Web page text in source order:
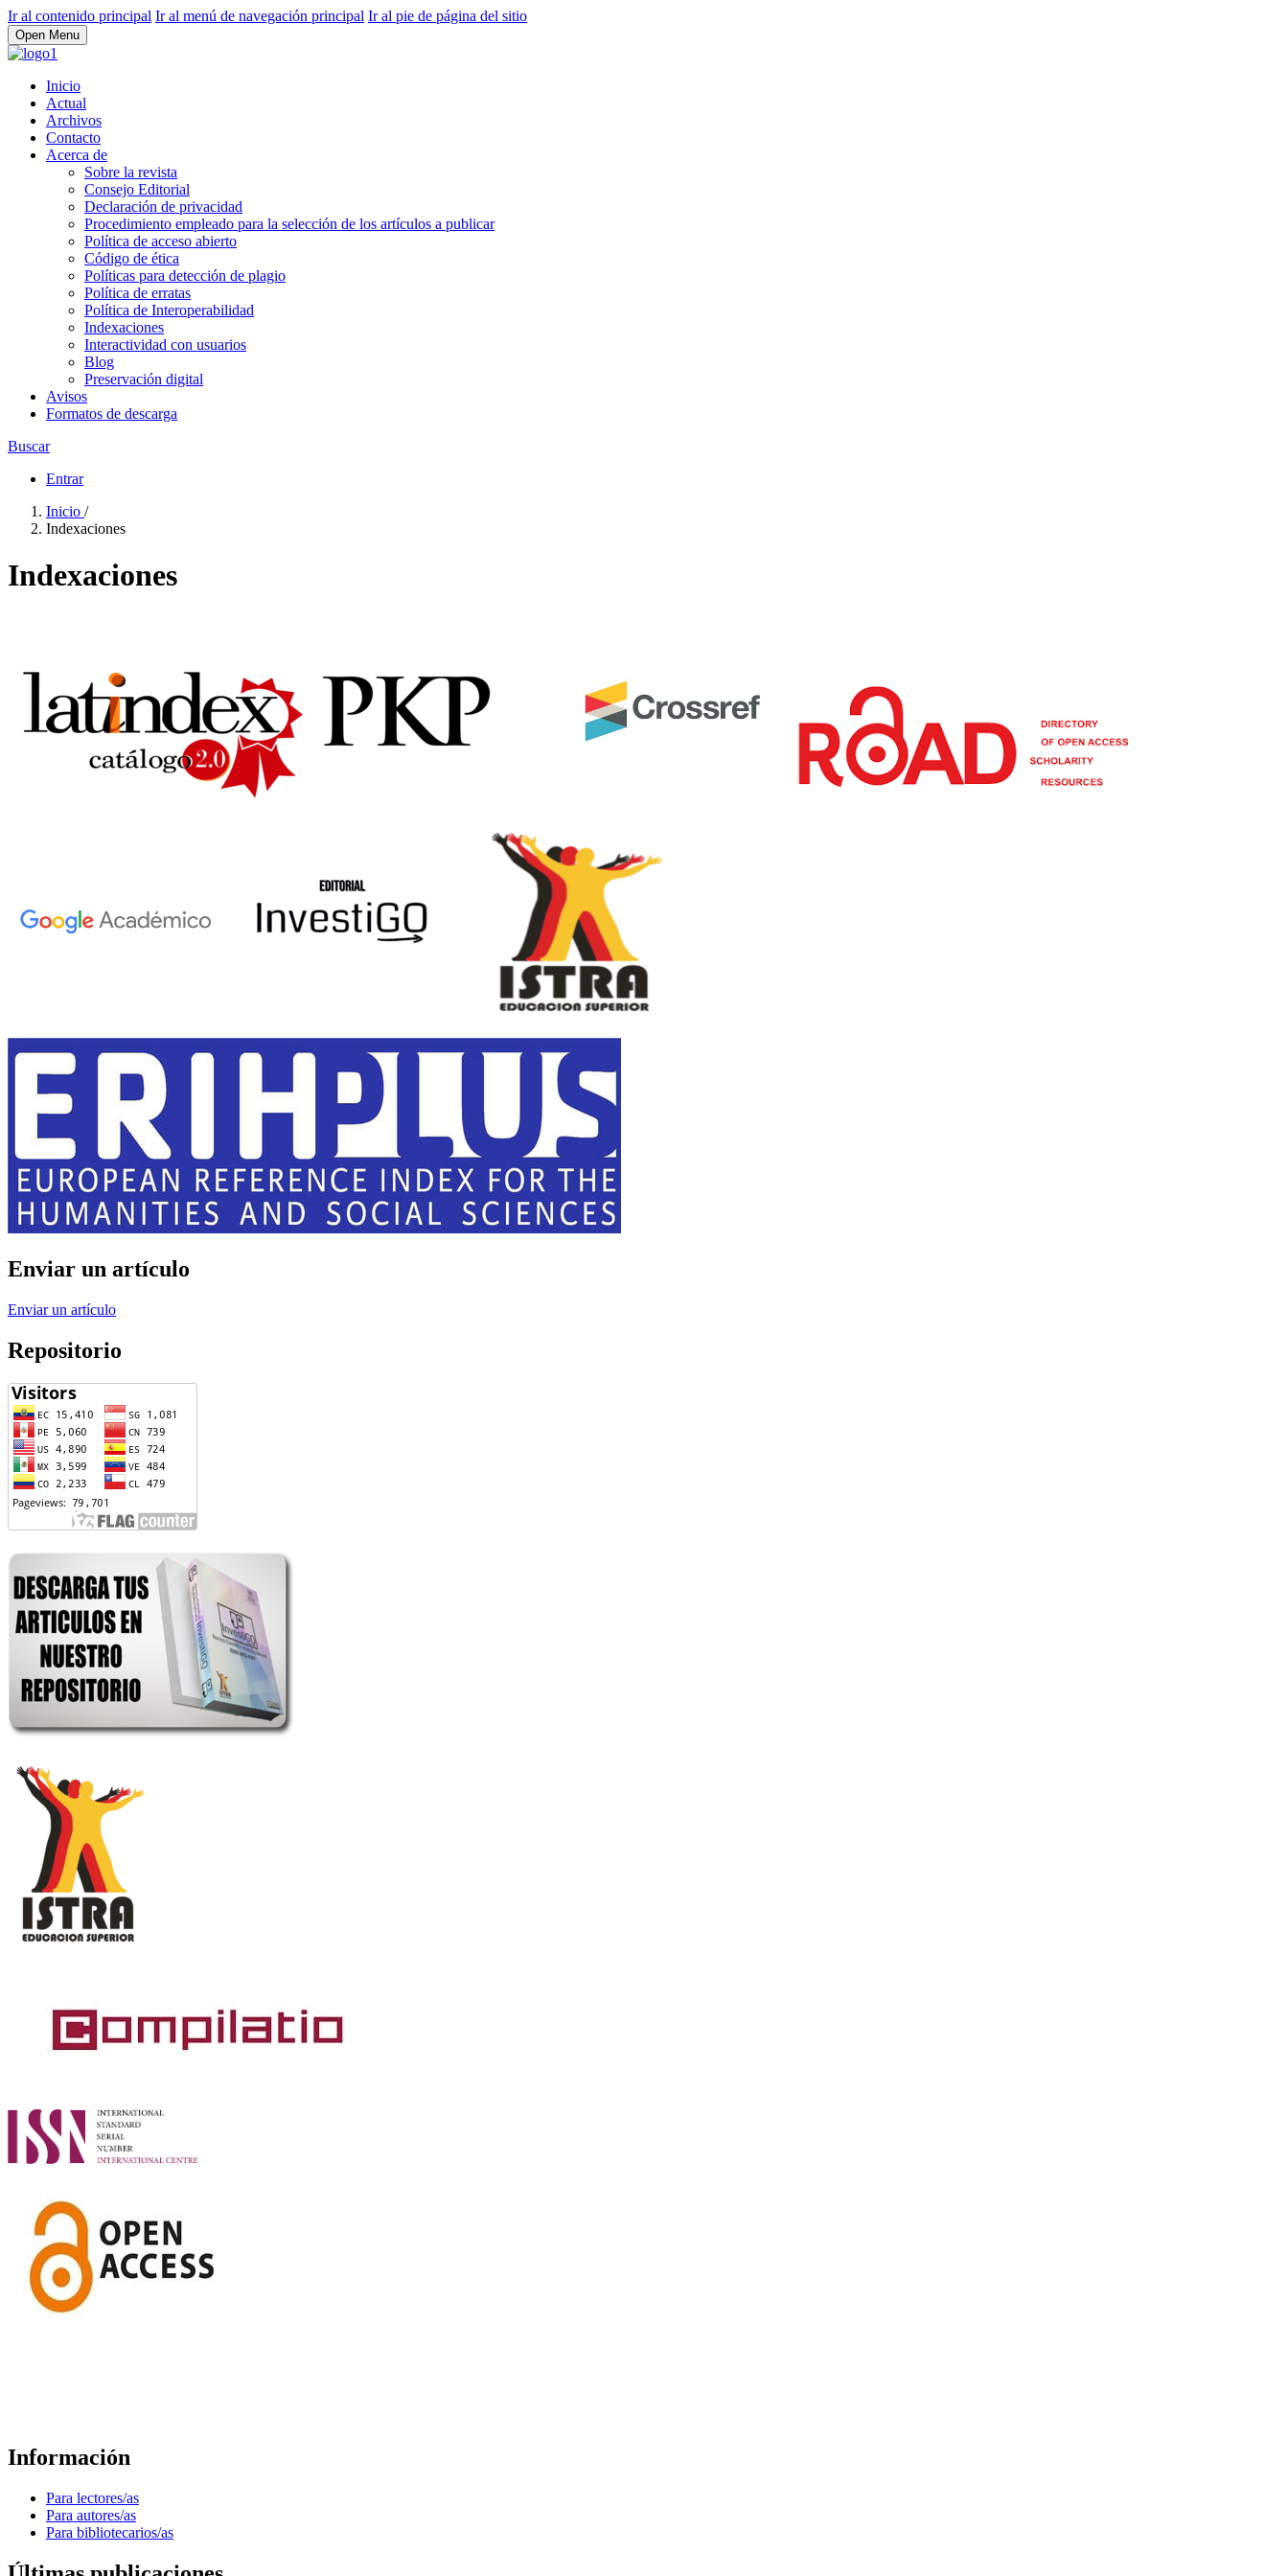
Ir al contenido principal Ir al menú de navegación principal Ir al pie de página del sitio
Open Menu
Inicio
Actual
Archivos
Contacto
Acerca de
Sobre la revista
Consejo Editorial
Declaración de privacidad
Procedimiento empleado para la selección de los artículos a publicar
Política de acceso abierto
Código de ética
Políticas para detección de plagio
Política de erratas
Política de Interoperabilidad
Indexaciones
Interactividad con usuarios
Blog
Preservación digital
Avisos
Formatos de descarga
Buscar
Entrar
Inicio /
Indexaciones
Indexaciones
Enviar un artículo
Enviar un artículo
Repositorio
Información
Para lectores/as
Para autores/as
Para bibliotecarios/as